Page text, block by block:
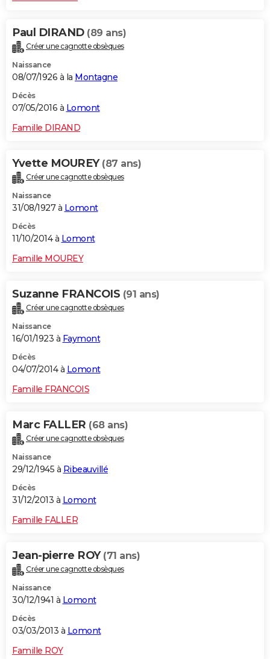
Paul DIRAND (89 ans)
Créer une cagnotte obsèques
Naissance
08/07/1926 à la Montagne
Décès
07/05/2016 à Lomont
Famille DIRAND
Yvette MOUREY (87 ans)
Créer une cagnotte obsèques
Naissance
31/08/1927 à Lomont
Décès
11/10/2014 à Lomont
Famille MOUREY
Suzanne FRANCOIS (91 ans)
Créer une cagnotte obsèques
Naissance
16/01/1923 à Faymont
Décès
04/07/2014 à Lomont
Famille FRANCOIS
Marc FALLER (68 ans)
Créer une cagnotte obsèques
Naissance
29/12/1945 à Ribeauvillé
Décès
31/12/2013 à Lomont
Famille FALLER
Jean-pierre ROY (71 ans)
Créer une cagnotte obsèques
Naissance
30/12/1941 à Lomont
Décès
03/03/2013 à Lomont
Famille ROY